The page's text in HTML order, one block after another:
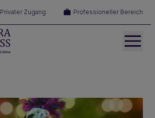
Privater Zugang Professioneller Bereich